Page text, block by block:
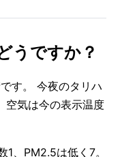
うですか？
す。 今夜のタリハ
空気は今の表示温度
、PM2.5は低く7。